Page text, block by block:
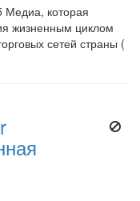
которая
жизненным циклом
сетей страны (